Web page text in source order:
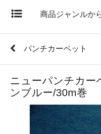
商品ジャンルか
パンチカーペット
ニューパンチカー
ンブルー/30m巻